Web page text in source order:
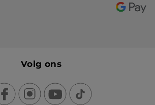
Volg ons